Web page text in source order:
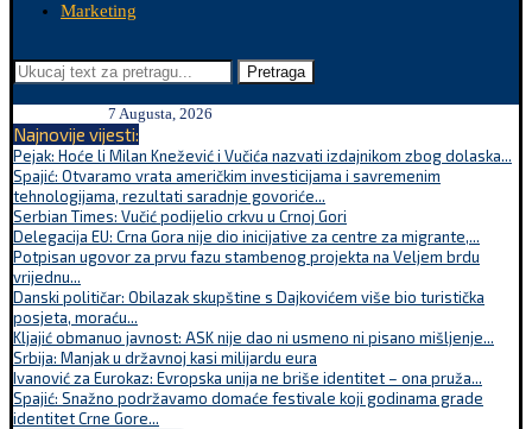
Marketing
Pretraga
7 Augusta, 2026
Najnovije vijesti:
Pejak: Hoće li Milan Knežević i Vučića nazvati izdajnikom zbog dolaska...
Spajić: Otvaramo vrata američkim investicijama i savremenim
tehnologijama, rezultati saradnje govoriće...
Serbian Times: Vučić podijelio crkvu u Crnoj Gori
Delegacija EU: Crna Gora nije dio inicijative za centre za migrante,...
Potpisan ugovor za prvu fazu stambenog projekta na Veljem brdu
vrijednu...
Danski političar: Obilazak skupštine s Dajkovićem više bio turistička
posjeta, moraću...
Kljajić obmanuo javnost: ASK nije dao ni usmeno ni pisano mišljenje...
Srbija: Manjak u državnoj kasi milijardu eura
Ivanović za Eurokaz: Evropska unija ne briše identitet – ona pruža...
Spajić: Snažno podržavamo domaće festivale koji godinama grade
identitet Crne Gore...